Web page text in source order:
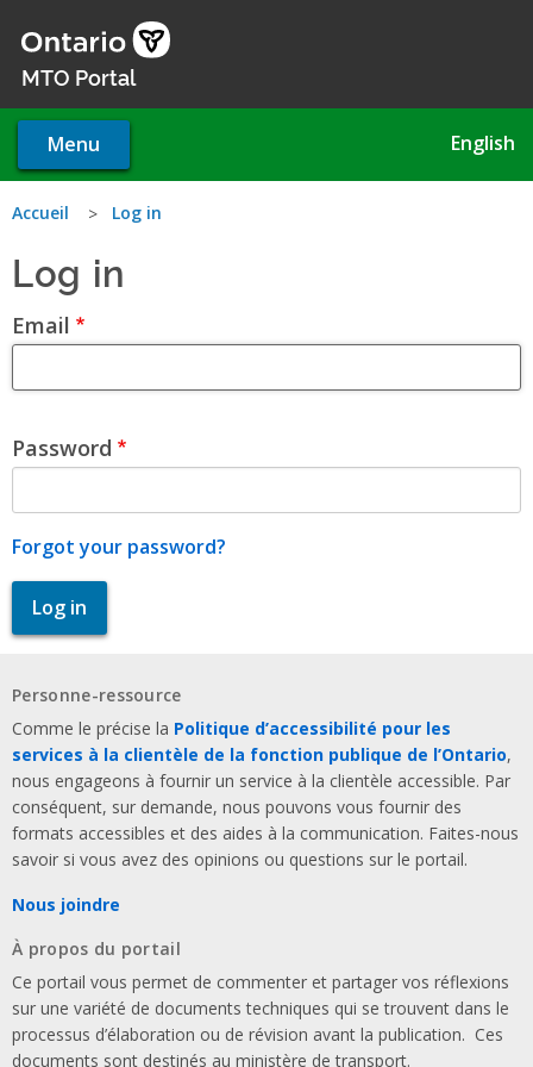
main
MTO Portal
Menu English
You
are
here
Accueil Log in
Log in
Email
Password
Forgot your password?
Personne-ressource
Comme le précise la Politique d’accessibilité pour les
services à la clientèle de la fonction publique de l’Ontario,
nous engageons à fournir un service à la clientèle accessible. Par
conséquent, sur demande, nous pouvons vous fournir des
formats accessibles et des aides à la communication. Faites-nous
savoir si vous avez des opinions ou questions sur le portail.
Nous joindre
À propos du portail
Ce portail vous permet de commenter et partager vos réflexions
sur une variété de documents techniques qui se trouvent dans le
processus d’élaboration ou de révision avant la publication. Ces
documents sont destinés au ministère de transport.